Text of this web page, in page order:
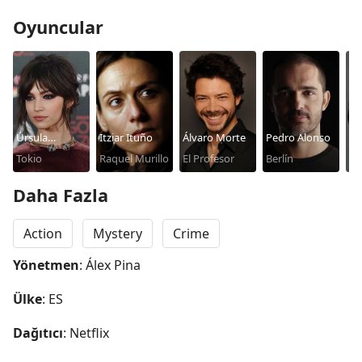
Oyuncular
Úrsula
Corberó
Tokio
Itziar Ituño
Raquel Murillo
Álvaro Morte
El Profesor
Pedro Alonso
Berlín
Daha Fazla
Action Mystery
Crime
Yönetmen: Álex Pina
Ülke: ES
Dağıtıcı: Netflix